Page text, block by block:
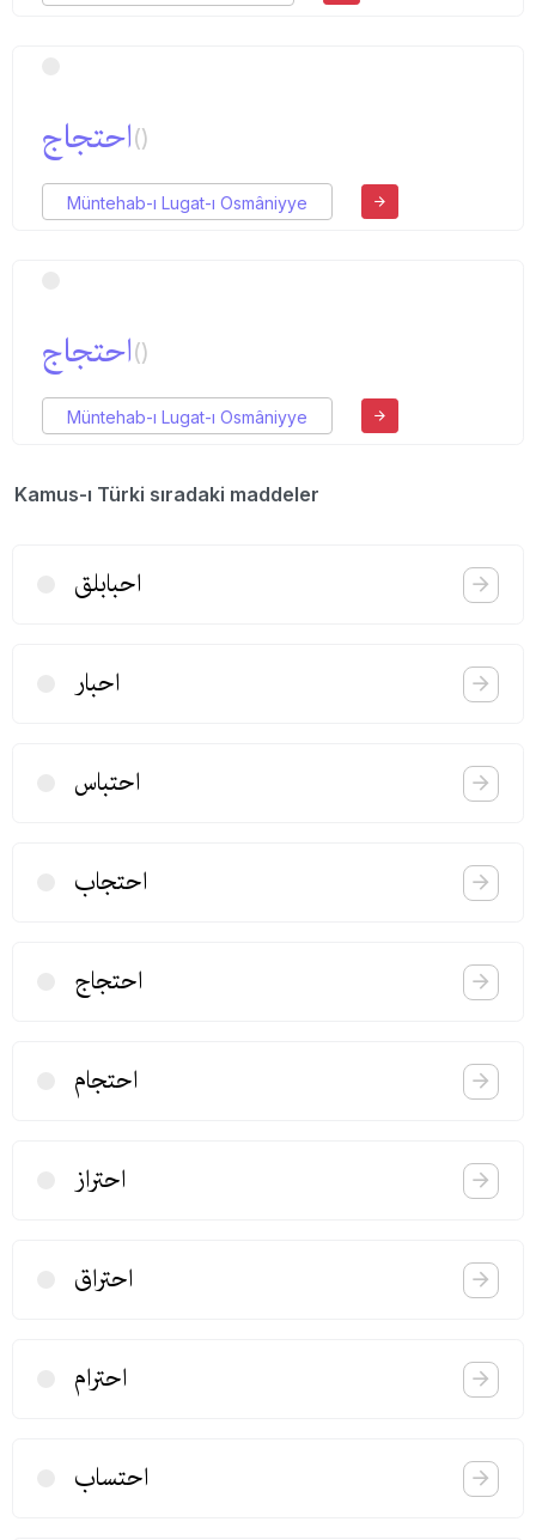
احتجاج()
Müntehab-ı Lugat-ı Osmâniyye
احتجاج()
Müntehab-ı Lugat-ı Osmâniyye
Kamus-ı Türki sıradaki maddeler
احبابلق
احبار
احتباس
احتجاب
احتجاج
احتجام
احتراز
احتراق
احترام
احتساب